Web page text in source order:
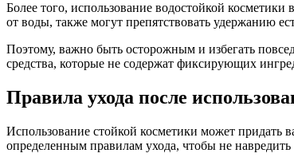
Более того, использование водостойкой
от воды, также могут препятствовать удержанию
Поэтому, важно быть осторожным и избегать
средства, которые не содержат фиксирующих
Правила ухода после
Использование стойкой косметики может придать
определенным правилам ухода, чтобы не навредить